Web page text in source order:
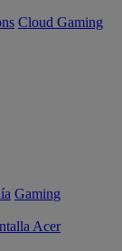
Cloud Gaming
Gaming
Acer